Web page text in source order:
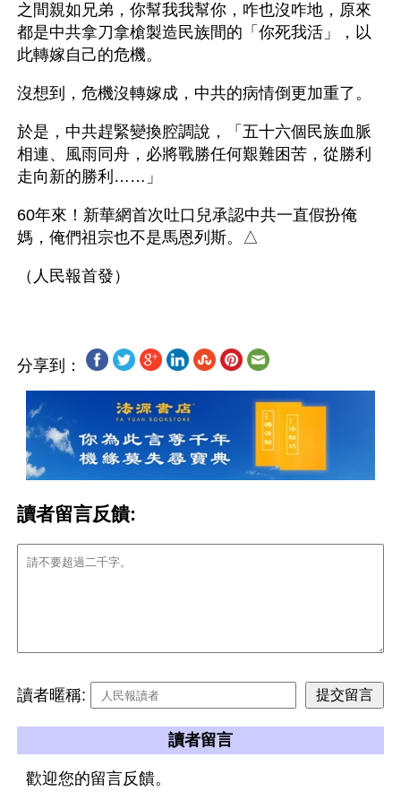
之間親如兄弟，你幫我我幫你，咋也沒咋地，原來
都是中共拿刀拿槍製造民族間的「你死我活」，以
此轉嫁自己的危機。
沒想到，危機沒轉嫁成，中共的病情倒更加重了。
於是，中共趕緊變換腔調說，「五十六個民族血脈
相連、風雨同舟，必將戰勝任何艱難困苦，從勝利
走向新的勝利……」
60年來！新華網首次吐口兒承認中共一直假扮俺
媽，俺們祖宗也不是馬恩列斯。△
分享到：
讀者留言反饋:
讀者暱稱:
讀者留言
歡迎您的留言反饋。